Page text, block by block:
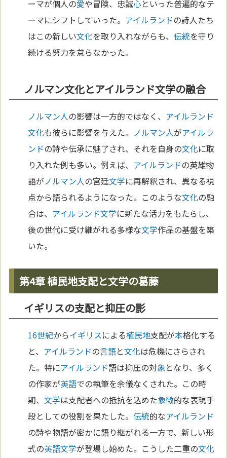
ーマが個人の愛や冒険、忠誠心といった普遍的なテ
ーマにシフトしていった。 アイルランドの詩人たち
はこの新しい文化を取り入れながらも、伝統を守り
続ける努力を怠らなかった。
ノルマン文化とアイルランド文学の融合
ノルマン人の影響は一方的ではなく、 アイルランド
文化も彼らに影響を与えた。 ノルマン人がアイルラ
ンドの詩や伝承に魅了され、それを自身の文化に取
り入れた例も多い。例えば、 アイルランドの英雄物
語がノルマン人の宮廷文学に再解釈され、異なる視
点から語られるようになった。このような文化の融
合は、 アイルランド文学に新たな活力をもたらし、
後の世代に受け継がれる多様な文学作品の基盤を築
いた。
第4章 植民地支配と文学の葛藤
イギリスの支配と抑圧の影
16世紀からイギリスによる植民地支配が本格化する
と、 アイルランドの言語と文化は危機にさらされ
た。特にアイルランド語は抑圧の対象となり、多く
の作家が英語での執筆を余儀なくされた。この時
期、文学は支配者への抵抗を込めた象徴的な表現手
段としての役割を果たした。伝統的なアイルランド
の詩や物語が密かに語り継がれる一方で、新しい形
式の英語文学が登場し始めた。こうした二重の文化